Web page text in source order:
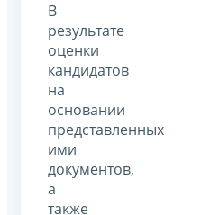
В
результате
оценки
кандидатов
на
основании
представленных
ими
документов,
а
также